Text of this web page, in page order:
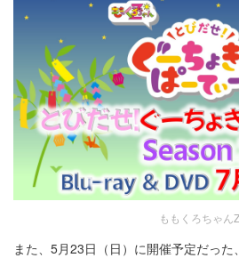
ももくろちゃんZ
また、5月23日（日）に開催予定だっ